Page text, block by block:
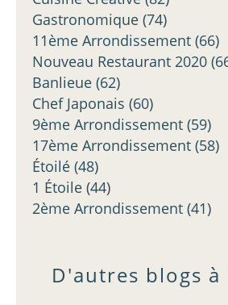
Gastronomique (74)
11ème Arrondissement (66)
Nouveau Restaurant 2020
Banlieue (62)
Chef Japonais (60)
9ème Arrondissement (59)
17ème Arrondissement (58)
Étoilé (48)
1 Étoile (44)
2ème Arrondissement (41)
D'autres blogs à